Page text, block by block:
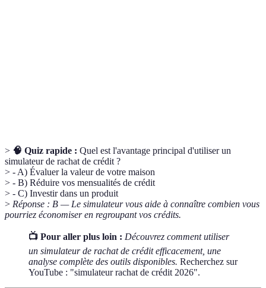
> 🧠 Quiz rapide : Quel est l'avantage principal d'utiliser un
simulateur de rachat de crédit ?
> - A) Évaluer la valeur de votre maison
> - B) Réduire vos mensualités de crédit
> - C) Investir dans un produit
> Réponse : B — Le simulateur vous aide à connaître combien vous
pourriez économiser en regroupant vos crédits.
📺 Pour aller plus loin : Découvrez comment utiliser
un simulateur de rachat de crédit efficacement, une
analyse complète des outils disponibles. Recherchez sur
YouTube : "simulateur rachat de crédit 2026".